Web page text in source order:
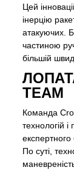
Цей
інерцію
атакуючих.
частиною
більшій
TEAM
Команда
технологій
експертного
По суті,